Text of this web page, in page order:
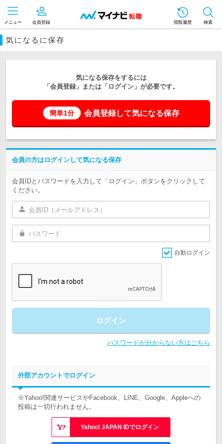
メニュー 会員登録 閲覧履歴 検索
気になるに保存
気になる保存をするには
「会員登録」または「ログイン」が必要です。
簡単1分 会員登録して気になる保存
会員の方はログインして気になる保存
会員IDとパスワードを入力して「ログイン」ボタンをクリックして
ください。
自動ログイン
ログイン
パスワードが分からない方はこちら
外部アカウントでログイン
※Yahoo!関連サービスやFacebook、LINE、Google、Appleへの
投稿は一切行われません。
Yahoo! JAPAN IDでログイン